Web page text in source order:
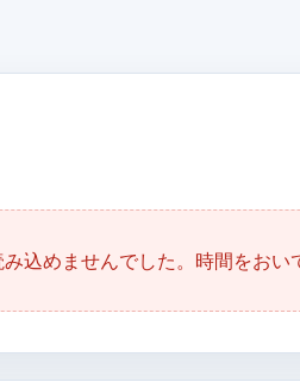
込めませんでした。時間をおい